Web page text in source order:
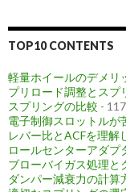
TOP10 CONTENTS
軽量ホイールのデメ
プリロード調整とス
スプリングの比較 -
電子制御スロットルが
レバー比とACFを理
ロールセンターアダプ
ブローバイガス処理と
ダンパー減衰力の計算